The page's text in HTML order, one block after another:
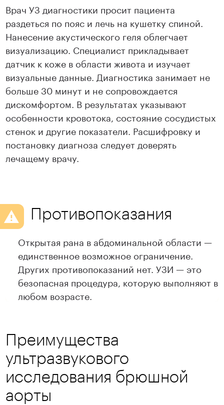
Врач УЗ диагностики просит пациента
раздеться по пояс и лечь на кушетку спиной.
Нанесение акустического геля облегчает
визуализацию. Специалист прикладывает
датчик к коже в области живота и изучает
визуальные данные. Диагностика занимает не
больше 30 минут и не сопровождается
дискомфортом. В результатах указывают
особенности кровотока, состояние сосудистых
стенок и другие показатели. Расшифровку и
постановку диагноза следует доверять
лечащему врачу.
Противопоказания
Открытая рана в абдоминальной области —
единственное возможное ограничение.
Других противопоказаний нет. УЗИ — это
безопасная процедура, которую выполняют в
любом возрасте.
Преимущества
ультразвукового
исследования брюшной
аорты